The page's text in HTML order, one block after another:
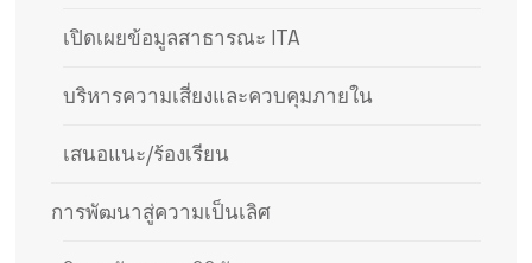
เปิดเผยข้อมูลสาธารณะ ITA
บริหารความเสี่ยงและควบคุมภายใน
เสนอแนะ/ร้องเรียน
การพัฒนาสู่ความเป็นเลิศ